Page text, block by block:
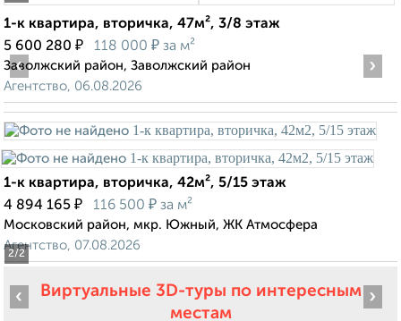
1-к квартира, вторичка, 47м², 3/8 этаж
5 600 280 ₽ 118 000 ₽ за м²
Заволжский район, Заволжский район
Агентство, 06.08.2026
2/2
‹ ›
1-к квартира, вторичка, 42м², 5/15 этаж
4 894 165 ₽ 116 500 ₽ за м²
Московский район, мкр. Южный, ЖК Атмосфера
Агентство, 07.08.2026
Виртуальные 3D-туры по интересным
местам
‹ ›